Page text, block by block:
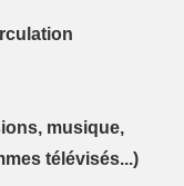
musique,
télévisés...)